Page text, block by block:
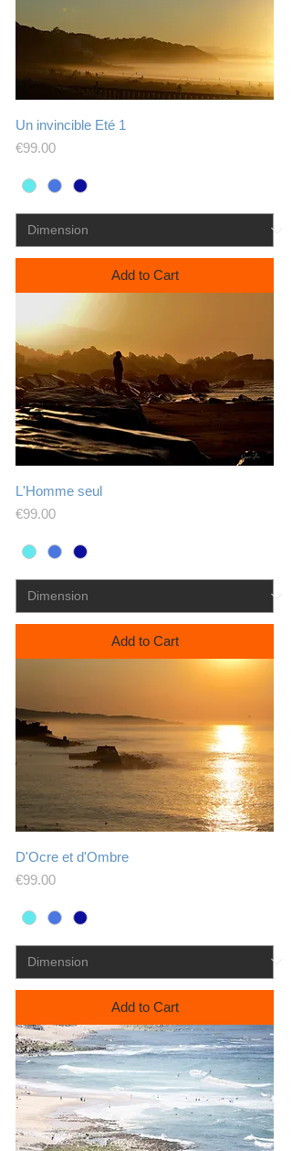
Un invincible Eté 1
Price
€99.00
Add to Cart
L'Homme seul
Price
€99.00
Add to Cart
D'Ocre et d'Ombre
Price
€99.00
Add to Cart